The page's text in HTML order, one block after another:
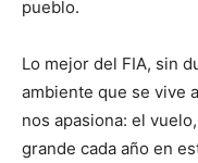
pueblo.
Lo mejor del FIA, sin
ambiente que se vive
nos apasiona: el
grande cada año en